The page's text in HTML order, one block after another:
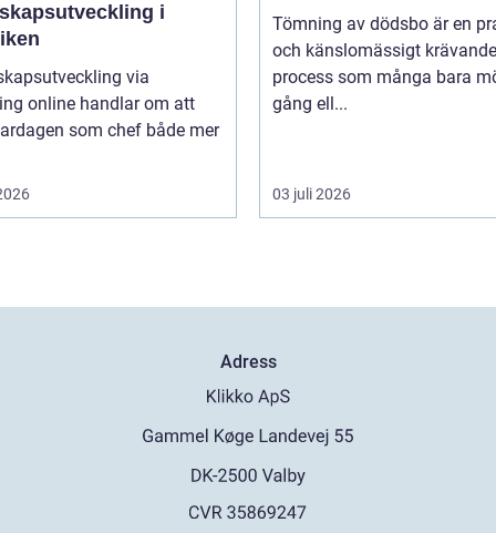
i
via
online handlar om att
som chef både mer
Tömning av dödsbo är en
och känslomässigt krävande
process som många bara
gång ell...
03 juli 2026
Adress